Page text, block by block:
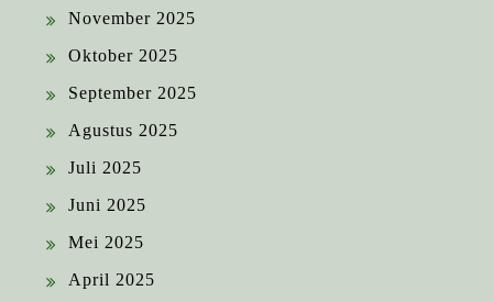
November 2025
Oktober 2025
September 2025
Agustus 2025
Juli 2025
Juni 2025
Mei 2025
April 2025